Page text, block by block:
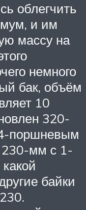
облегчить
и им
массу на
немного
бак, объём
10
320-
поршневым
230-мм с 1-
байки